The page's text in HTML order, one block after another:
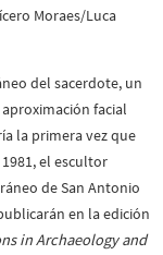
Moraes/Luca
del sacerdote, un
facial
la primera vez que
el escultor
de San Antonio
en la edición
in Archaeology and